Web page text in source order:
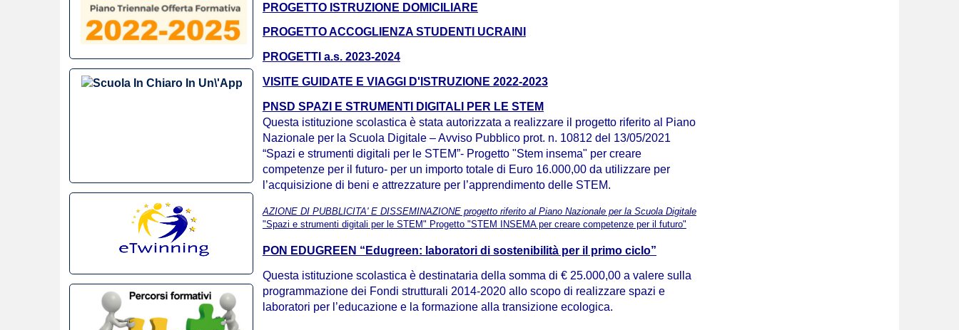
PROGETTO ISTRUZIONE DOMICILIARE
PROGETTO ACCOGLIENZA STUDENTI UCRAINI
PROGETTI a.s. 2023-2024
VIS ITE GUIDATE E VIAGGI D'ISTRUZIONE 2022-2023
PNSD SPAZI E STRUMENTI DIGITALI PER LE STEM
Questa istituzione scolastica è stata autorizzata a realizzare il progetto riferito al Piano
Nazionale per la Scuola Digitale – Avviso Pubblico prot. n. 10812 del 13/05/2021
“Spazi e strumenti digitali per le STEM”- Progetto "Stem insema" per creare
competenze per il futuro- per un importo totale di Euro 16.000,00 da utilizzare per
l’acquisizione di beni e attrezzature per l’apprendimento delle STEM.
AZIONE DI PUBBLICITA' E DISSEMINAZIONE progetto riferito al Piano Nazionale per la Scuola Digitale
"Spazi e strumenti digitali per le STEM" Progetto "STEM INSEMA per creare competenze per il futuro"
PON EDUGREEN “Edugreen: laboratori di sostenibilità per il primo ciclo”
Questa istituzione scolastica è destinataria della somma di € 25.000,00 a valere sulla
programmazione dei Fondi strutturali 2014-2020 allo scopo di realizzare spazi e
laboratori per l’educazione e la formazione alla transizione ecologica.